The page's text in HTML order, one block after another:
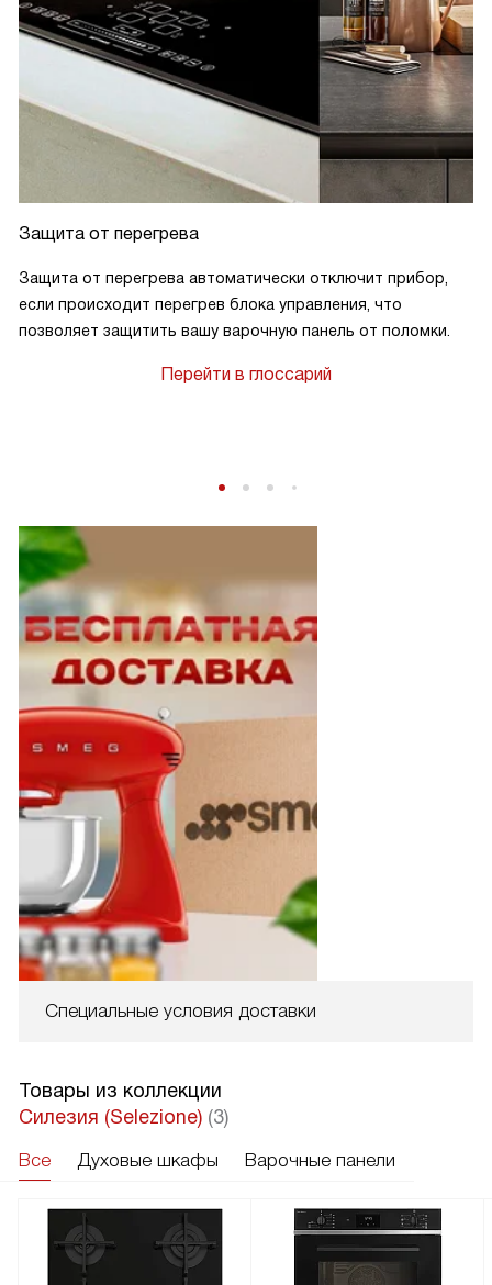
Защита от перегрева
Защита от перегрева автоматически отключит прибор,
если происходит перегрев блока управления, что
позволяет защитить вашу варочную панель от поломки.
Перейти в глоссарий
Специальные условия доставки
Товары из коллекции
Силезия (Selezione) (3)
Все Духовые шкафы Варочные панели